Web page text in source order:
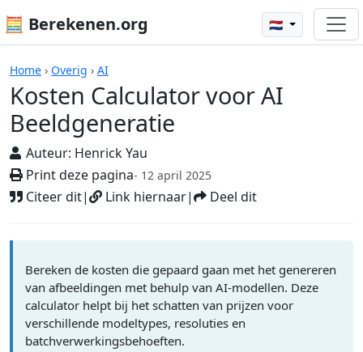
🧮 Berekenen.org 🇳🇱
Home › Overig › AI
Kosten Calculator voor AI
Beeldgeneratie
Auteur: Henrick Yau
Print deze pagina- 12 april 2025
Citeer dit| Link hiernaar| Deel dit
Rekenmachines
Bereken de kosten die gepaard gaan met het genereren
van afbeeldingen met behulp van AI-modellen. Deze
calculator helpt bij het schatten van prijzen voor
verschillende modeltypes, resoluties en
batchverwerkingsbehoeften.